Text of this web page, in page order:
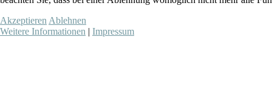
Akzeptieren Ablehnen
Weitere Informationen | Impressum